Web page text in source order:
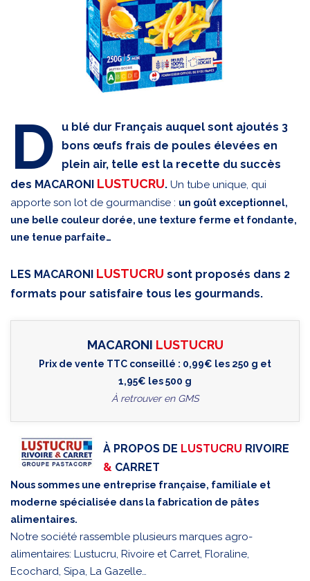
D
u blé dur Français auquel sont ajoutés 3
bons œufs frais de poules élevées en
plein air, telle est la recette du succès
des MACARONI LUSTUCRU. Un tube unique, qui
apporte son lot de gourmandise : un goût exceptionnel,
une belle couleur dorée, une texture ferme et fondante,
une tenue parfaite…
LES MACARONI LUSTUCRU sont proposés dans 2
formats pour satisfaire tous les gourmands.
MACARONI LUSTUCRU
Prix de vente TTC conseillé : 0,99€ les 250 g et
1,95€ les 500 g
À retrouver en GMS
À PROPOS DE LUSTUCRU RIVOIRE
& CARRET
Nous sommes une entreprise française, familiale et
moderne spécialisée dans la fabrication de pâtes
alimentaires.
Notre société rassemble plusieurs marques agro-
alimentaires: Lustucru, Rivoire et Carret, Floraline,
Ecochard, Sipa, La Gazelle…